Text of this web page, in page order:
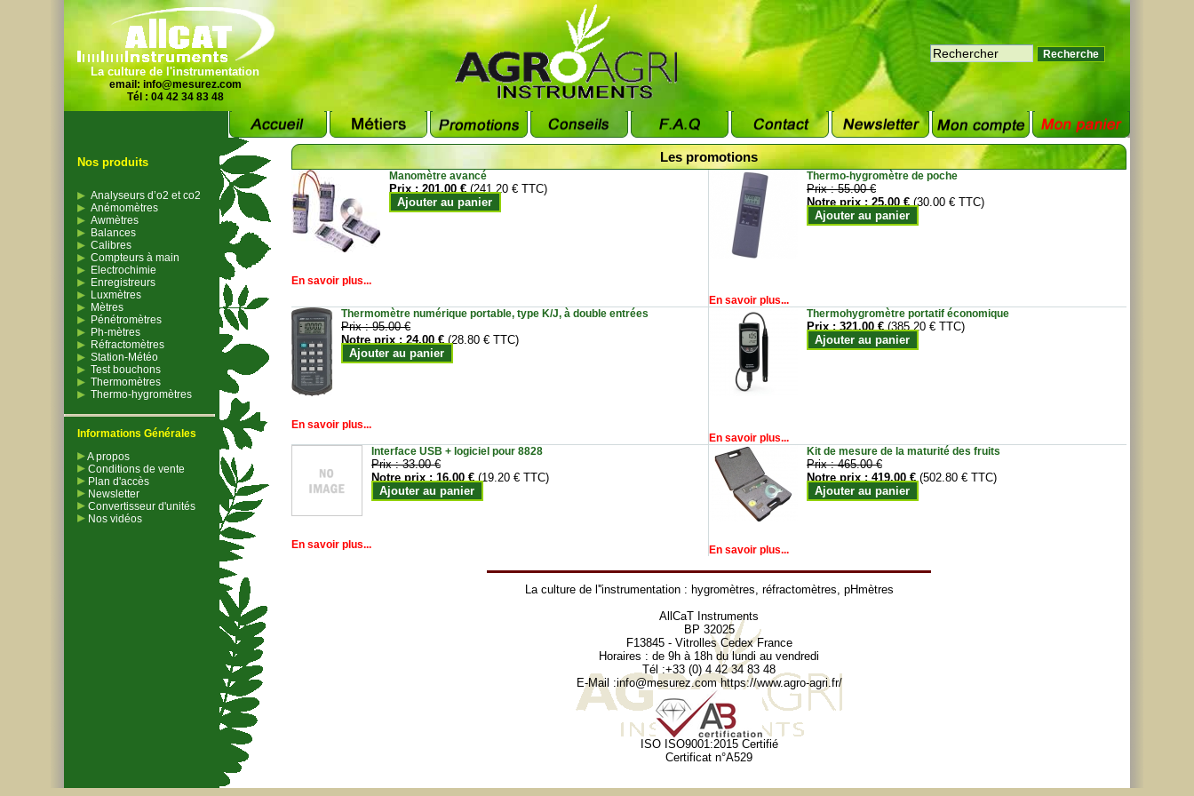
La culture de l'instrumentation
email: info@mesurez.com
Tél : 04 42 34 83 48
Nos produits
Analyseurs d’o2 et co2
Anémomètres
Awmètres
Balances
Calibres
Compteurs à main
Electrochimie
Enregistreurs
Luxmètres
Mètres
Pénétromètres
Ph-mètres
Réfractomètres
Station-Météo
Test bouchons
Thermomètres
Thermo-hygromètres
Informations Générales
A propos
Conditions de vente
Plan d'accès
Newsletter
Convertisseur d'unités
Nos vidéos
Les promotions
Manomètre avancé
Prix :201.00 € (241.20 € TTC)
Ajouter au panier
En savoir plus...
Thermo-hygromètre de poche
Prix :55.00 €
Notre prix :25.00 € (30.00 € TTC)
Ajouter au panier
En savoir plus...
Thermomètre numérique portable, type K/J, à double entrées
Prix :95.00 €
Notre prix :24.00 € (28.80 € TTC)
Ajouter au panier
En savoir plus...
Thermohygromètre portatif économique
Prix :321.00 € (385.20 € TTC)
Ajouter au panier
En savoir plus...
Interface USB + logiciel pour 8828
Prix :33.00 €
Notre prix :16.00 € (19.20 € TTC)
Ajouter au panier
En savoir plus...
Kit de mesure de la maturité des fruits
Prix :465.00 €
Notre prix :419.00 € (502.80 € TTC)
Ajouter au panier
En savoir plus...
La culture de l''instrumentation : hygromètres, réfractomètres, pHmètres
AllCaT Instruments
BP 32025
F13845 - Vitrolles Cedex France
Horaires : de 9h à 18h du lundi au vendredi
Tél :+33 (0) 4 42 34 83 48
E-Mail :info@mesurez.com https://www.agro-agri.fr/
ISO ISO9001:2015 Certifié
Certificat n°A529